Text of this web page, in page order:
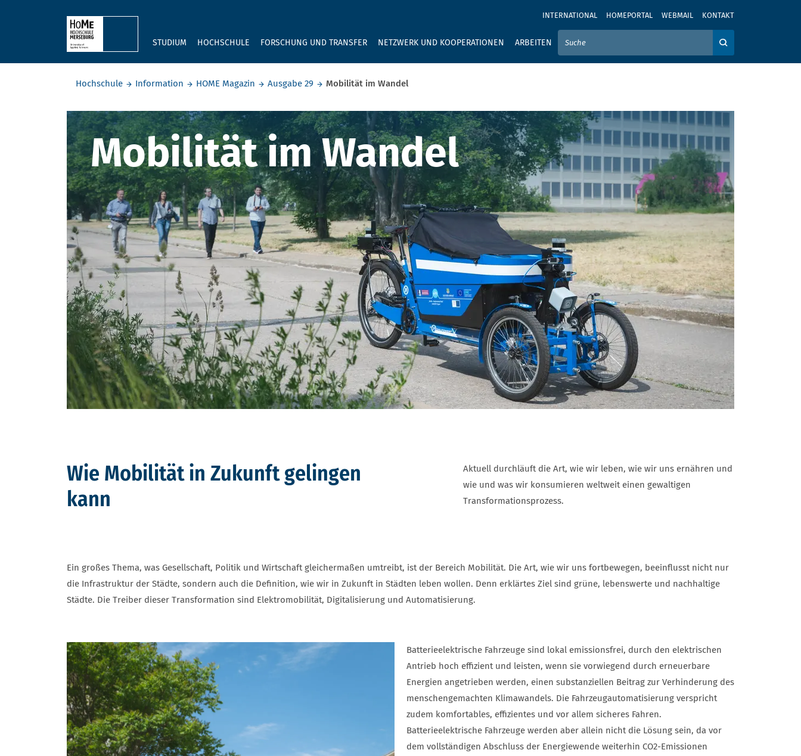
INTERNATIONAL HOMEPORTAL WEBMAIL KONTAKT
STUDIUM HOCHSCHULE FORSCHUNG UND TRANSFER NETZWERK UND KOOPERATIONEN ARBEITEN
GEBEN SIE HIER IHREN SUCHBEGRIFF EIN
Hochschule
Information HOME Magazin Ausgabe 29 Mobilität im Wandel
Mobilität im Wandel
Mobilität im Wandel
Wie Mobilität in Zukunft gelingen
kann
Aktuell durchläuft die Art, wie wir leben, wie wir uns ernähren und
wie und was wir konsumieren weltweit einen gewaltigen
Transformationsprozess.
Ein großes Thema, was Gesellschaft, Politik und Wirtschaft gleichermaßen umtreibt, ist der Bereich Mobilität. Die Art, wie wir uns fortbewegen, beeinflusst nicht nur
die Infrastruktur der Städte, sondern auch die Definition, wie wir in Zukunft in Städten leben wollen. Denn erklärtes Ziel sind grüne, lebenswerte und nachhaltige
Städte. Die Treiber dieser Transformation sind Elektromobilität, Digitalisierung und Automatisierung.
Batterieelektrische Fahrzeuge sind lokal emissionsfrei, durch den elektrischen
Antrieb hoch effizient und leisten, wenn sie vorwiegend durch erneuerbare
Energien angetrieben werden, einen substanziellen Beitrag zur Verhinderung des
menschengemachten Klimawandels. Die Fahrzeugautomatisierung verspricht
zudem komfortables, effizientes und vor allem sicheres Fahren.
Batterieelektrische Fahrzeuge werden aber allein nicht die Lösung sein, da vor
dem vollständigen Abschluss der Energiewende weiterhin CO2-Emissionen